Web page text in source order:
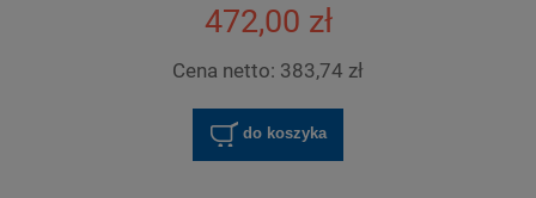
472,00 zł
Cena netto: 383,74 zł
do koszyka